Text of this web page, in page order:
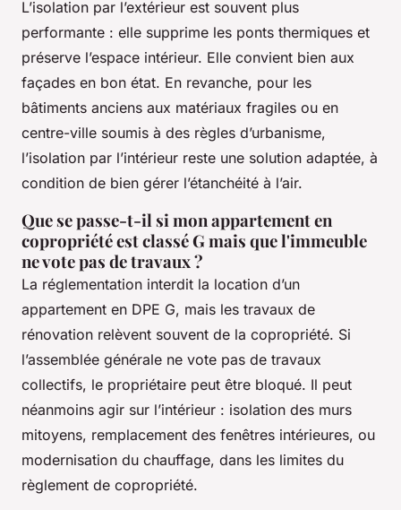
L’isolation par l’extérieur est souvent plus
performante : elle supprime les ponts thermiques et
préserve l’espace intérieur. Elle convient bien aux
façades en bon état. En revanche, pour les
bâtiments anciens aux matériaux fragiles ou en
centre-ville soumis à des règles d’urbanisme,
l’isolation par l’intérieur reste une solution adaptée, à
condition de bien gérer l’étanchéité à l’air.
Que se passe-t-il si mon appartement en
copropriété est classé G mais que l'immeuble
ne vote pas de travaux ?
La réglementation interdit la location d’un
appartement en DPE G, mais les travaux de
rénovation relèvent souvent de la copropriété. Si
l’assemblée générale ne vote pas de travaux
collectifs, le propriétaire peut être bloqué. Il peut
néanmoins agir sur l’intérieur : isolation des murs
mitoyens, remplacement des fenêtres intérieures, ou
modernisation du chauffage, dans les limites du
règlement de copropriété.